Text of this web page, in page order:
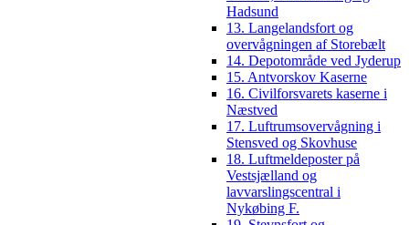
Hadsund
13. Langelandsfort og
overvågningen af Storebælt
14. Depotområde ved Jyderup
15. Antvorskov Kaserne
16. Civilforsvarets kaserne i
Næstved
17. Luftrumsovervågning i
Stensved og Skovhuse
18. Luftmeldeposter på
Vestsjælland og
lavvarslingscentral i
Nykøbing F.